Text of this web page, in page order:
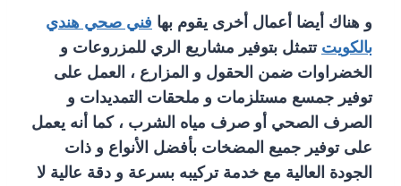
و هناك أيضا أعمال أخرى يقوم بها فني صحي هندي
بالكويت تتمثل بتوفير مشاريع الري للمزروعات و
الخضراوات ضمن الحقول و المزارع ، العمل على
توفير جمسع مستلزمات و ملحقات التمديدات و
الصرف الصحي أو صرف مياه الشرب ، كما أنه يعمل
على توفير جميع المضخات بأفضل الأنواع و ذات
الجودة العالية مع خدمة تركيبه بسرعة و دقة عالية لا